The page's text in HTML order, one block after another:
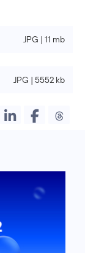
JPG | 11 mb
JPG | 5552 kb